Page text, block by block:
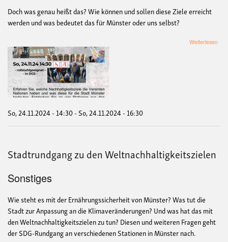
Doch was genau heißt das? Wie können und sollen diese Ziele erreicht
werden und was bedeutet das für Münster oder uns selbst?
Weiterlesen
So, 24.11.2024 - 14:30-So, 24.11.2024 - 16:30
Stadtrundgang zu den Weltnachhaltigkeitszielen
Sonstiges
Wie steht es mit der Ernährungssicherheit von Münster? Was tut die
Stadt zur Anpassung an die Klimaveränderungen? Und was hat das mit
den Weltnachhaltigkeitszielen zu tun? Diesen und weiteren Fragen geht
der SDG-Rundgang an verschiedenen Stationen in Münster nach.